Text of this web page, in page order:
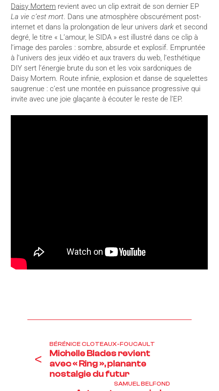
Daisy Mortem revient avec un clip extrait de son dernier EP
La vie c’est mort. Dans une atmosphère obscurément post-
internet et dans la prolongation de leur universdark et second
degré, le titre « L’amour, le SIDA » est illustré dans ce clip à
l’image des paroles : sombre, absurde et explosif. Empruntée
à l’univers des jeux vidéo et aux travers du web, l’esthétique
DIY sert l’énergie brute du son et les voix sardoniques de
Daisy Mortem. Route infinie, explosion et danse de squelettes
saugrenue : c’est une montée en puissance progressive qui
invite avec une joie glaçante à écouter le reste de l’EP.
<
BÉRÉNICE CLOTEAUX-FOUCAULT
Michelle Blades revient
avec « Ring », planante
nostalgie du futur
SAMUEL BELFOND